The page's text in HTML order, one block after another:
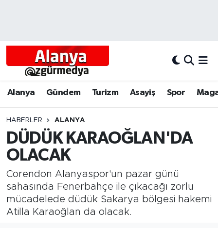
Alanya Gündem Turizm Asayiş Spor
HABERLER ALANYA
DÜDÜK KARAOĞLAN'DA
OLACAK
Corendon Alanyaspor'un pazar günü
sahasında Fenerbahçe ile çıkacağı zorlu
mücadelede düdük Sakarya bölgesi hakemi
Atilla Karaoğlan da olacak.
Alanyum
Bölgesel
Dünya
Eğitim
Ekonomi
Alanya Hava Durumu
Tüm Manşetler
Son Dakika Haberleri
Haber Arşivi